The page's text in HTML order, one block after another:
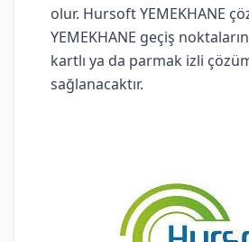
olur. Hursoft YEMEKHANE
YEMEKHANE geçiş
kartlı ya da parmak izli
sağlanacaktır.